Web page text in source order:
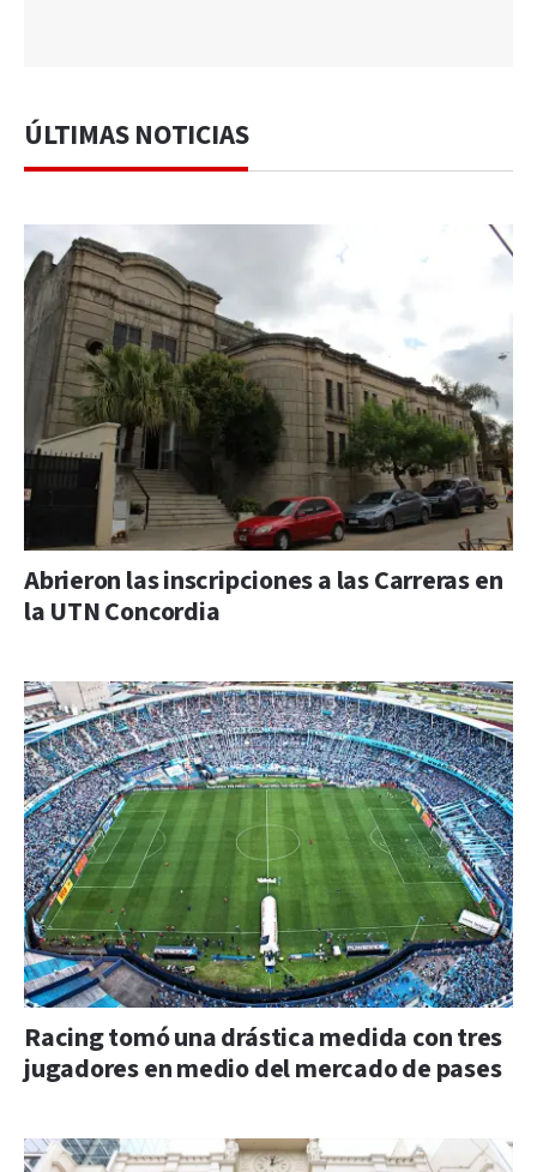
ÚLTIMAS NOTICIAS
Abrieron las inscripciones a las Carreras en
la UTN Concordia
Racing tomó una drástica medida con tres
jugadores en medio del mercado de pases